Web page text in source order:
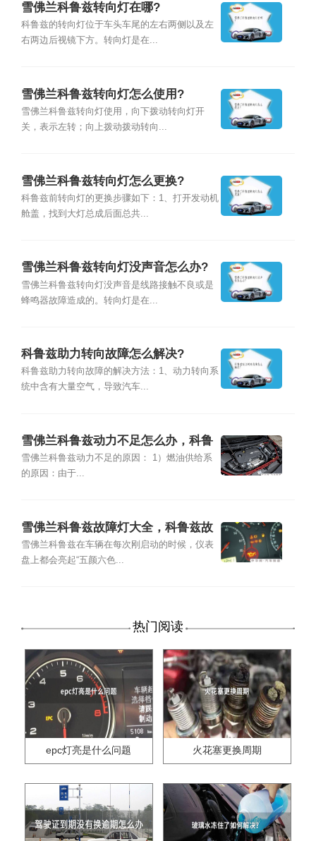
雪佛兰科鲁兹转向灯在哪?
科鲁兹的转向灯位于车头车尾的左右两侧以及左
右两边后视镜下方。转向灯是在...
雪佛兰科鲁兹转向灯怎么使用?
雪佛兰科鲁兹转向灯使用，向下拨动转向灯开
关，表示左转；向上拨动拨动转向...
雪佛兰科鲁兹转向灯怎么更换?
科鲁兹前转向灯的更换步骤如下：1、打开发动机
舱盖，找到大灯总成后面总共...
雪佛兰科鲁兹转向灯没声音怎么办?
雪佛兰科鲁兹转向灯没声音是线路接触不良或是
蜂鸣器故障造成的。转向灯是在...
科鲁兹助力转向故障怎么解决?
科鲁兹助力转向故障的解决方法：1、动力转向系
统中含有大量空气，导致汽车...
雪佛兰科鲁兹动力不足怎么办，科鲁
兹怎么提升动力
雪佛兰科鲁兹动力不足的原因： 1）燃油供给系
的原因：由于...
雪佛兰科鲁兹故障灯大全，科鲁兹故
障灯图解
雪佛兰科鲁兹在车辆在每次刚启动的时候，仪表
盘上都会亮起“五颜六色...
热门阅读
epc灯亮是什么问题 火花塞更换周期